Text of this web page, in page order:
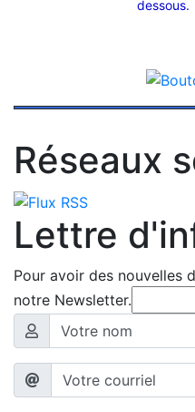
dessous.
Réseaux
Lettre
Pour avoir des nouvelles
notre Newsletter.